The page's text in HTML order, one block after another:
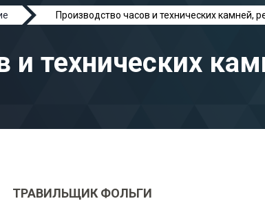
Производство часов и технических камней,
и технических
ТРАВИЛЬЩИК ФОЛЬГИ